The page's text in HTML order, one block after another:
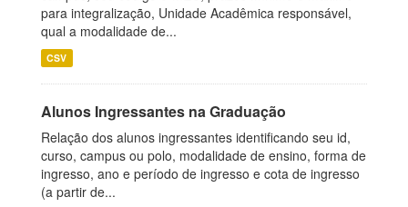
para integralização, Unidade Acadêmica responsável,
qual a modalidade de...
CSV
Alunos Ingressantes na Graduação
Relação dos alunos ingressantes identificando seu id,
curso, campus ou polo, modalidade de ensino, forma de
ingresso, ano e período de ingresso e cota de ingresso
(a partir de...